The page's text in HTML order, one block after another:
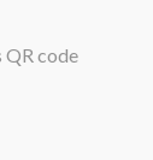
QR code